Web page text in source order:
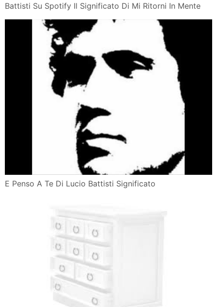
Battisti Su Spotify Il Significato Di Mi Ritorni In Mente
E Penso A Te Di Lucio Battisti Significato